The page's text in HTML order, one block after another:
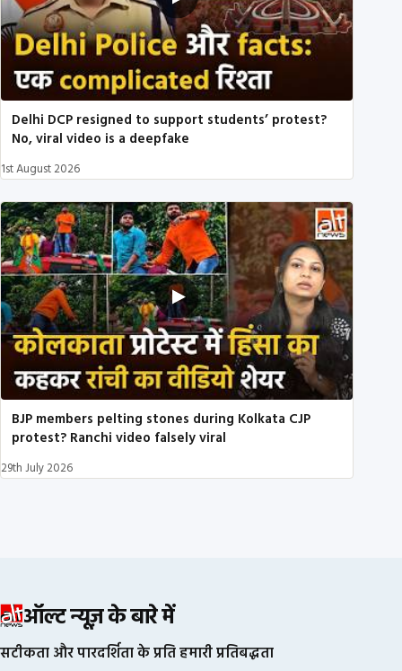
Delhi DCP resigned to support students’ protest?
No, viral video is a deepfake
1st August 2026
BJP members pelting stones during Kolkata CJP
protest? Ranchi video falsely viral
29th July 2026
ऑल्ट न्यूज़ के बारे में
सटीकता और पारदर्शिता के प्रति हमारी प्रतिबद्धता